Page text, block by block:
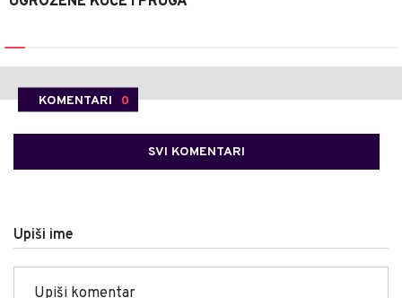
KOMENTARI 0
SVI KOMENTARI
Upiši ime